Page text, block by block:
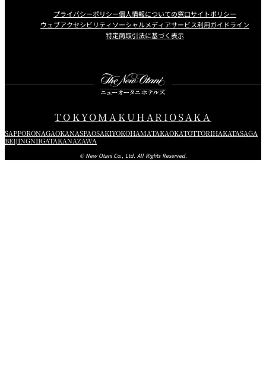
プライバシーポリシー個人情報についての窓口サイトポリシー
ウェブアクセシビリティソーシャルメディアサービス利用ガイドライン
特定商取引法に基づく表示
TOKYOMAKUHARIOSAKA
SAPPORONAGAOKANASPAOSAKIYOKOHAMATAKAOKATOTTORIHAKATASAGA
BEIJINGNIIGATAKANAZAWA
© New Otani Co., Ltd. All Rights Reserved.